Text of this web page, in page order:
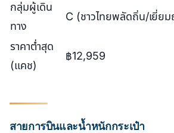
กลุ่มผู้เดิน
ทาง
C (ชาวไทยพลัดถิ่น/เยี่ย
ราคาต่ำสุด
(แคช)
฿12,959
สายการบินและน้ำหนักกระเป๋า